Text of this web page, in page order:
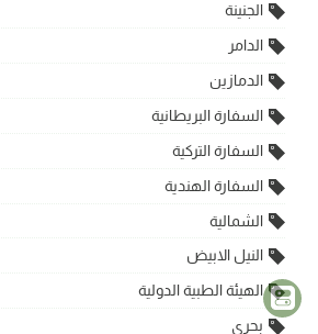
الجنينة
الدامر
الدمازين
السفارة البريطانية
السفارة التركية
السفارة الهندية
الشمالية
النيل الابيض
الهيئة الطبية الدولية
بحري